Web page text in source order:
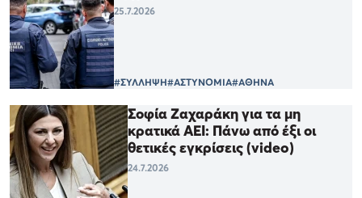
25.7.2026
#ΣΥΛΛΗΨΗ#ΑΣΤΥΝΟΜΙΑ#ΑΘΗΝΑ
Σοφία Ζαχαράκη για τα μη
κρατικά ΑΕΙ: Πάνω από έξι οι
θετικές εγκρίσεις (video)
24.7.2026